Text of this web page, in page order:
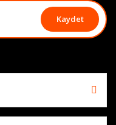
Kaydet